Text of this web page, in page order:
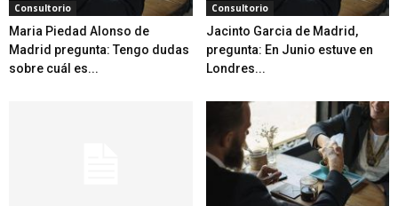
Consultorio
Maria Piedad Alonso de
Madrid pregunta: Tengo dudas
sobre cuál es...
Consultorio
Jacinto Garcia de Madrid,
pregunta: En Junio estuve en
Londres...